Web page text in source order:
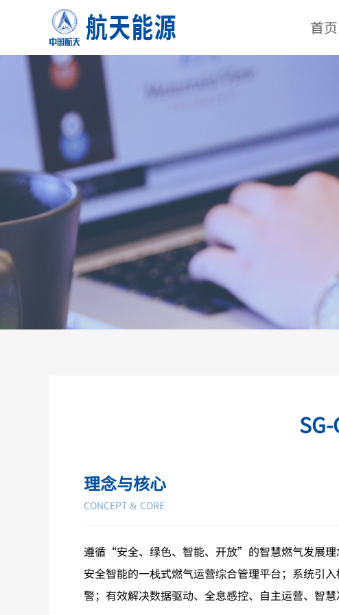
首页
理念与核心
CONCEPT & CORE
遵循“安全、绿色、智能、开放”的智慧燃气发展理
安全智能的一栈式燃气运营综合管理平台；系统引
警；有效解决数据驱动、全息感控、自主运营、智